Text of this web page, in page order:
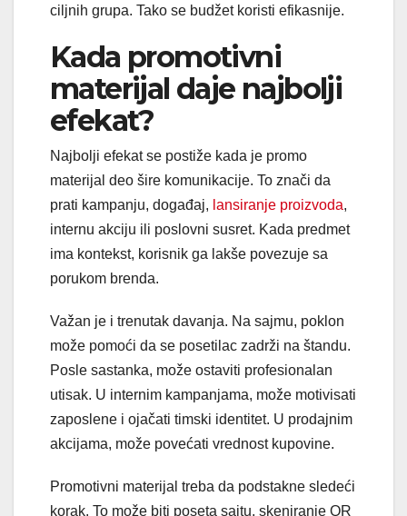
ciljnih grupa. Tako se budžet koristi efikasnije.
Kada promotivni
materijal daje najbolji
efekat?
Najbolji efekat se postiže kada je promo
materijal deo šire komunikacije. To znači da
prati kampanju, događaj, lansiranje proizvoda,
internu akciju ili poslovni susret. Kada predmet
ima kontekst, korisnik ga lakše povezuje sa
porukom brenda.
Važan je i trenutak davanja. Na sajmu, poklon
može pomoći da se posetilac zadrži na štandu.
Posle sastanka, može ostaviti profesionalan
utisak. U internim kampanjama, može motivisati
zaposlene i ojačati timski identitet. U prodajnim
akcijama, može povećati vrednost kupovine.
Promotivni materijal treba da podstakne sledeći
korak. To može biti poseta sajtu, skeniranje QR